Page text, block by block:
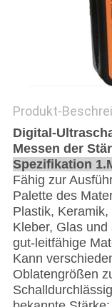
Produkt-
Digital-
Messen der
Spezifikation
Fähig zur
Palette des
Plastik,
Kleber, Glas und
gut-leitfähige
Kann
Oblatengrößen